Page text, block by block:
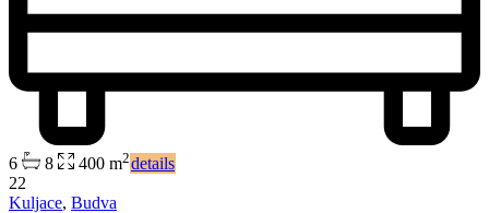
6 8 400 m2details
22
Kuljace, Budva